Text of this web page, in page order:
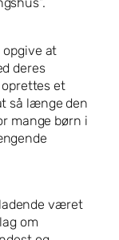
opgive at
deres
et
så længe den
mange børn i
været
om